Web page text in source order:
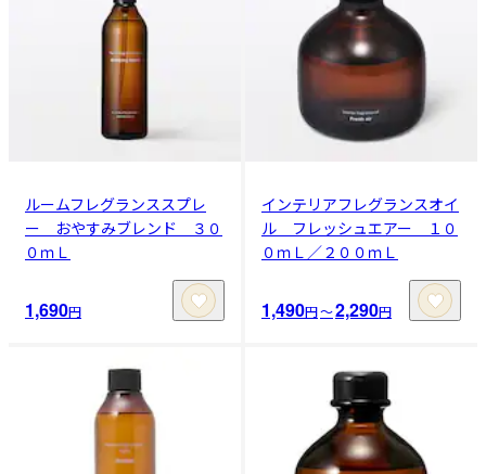
ルームフレグランススプレ
ー おやすみブレンド ３０
０ｍＬ
1,690円
インテリアフレグランスオイ
ル フレッシュエアー １０
０ｍＬ／２００ｍＬ
1,490円〜2,290円